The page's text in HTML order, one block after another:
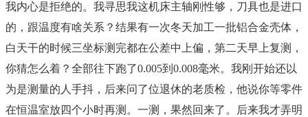
我内心是拒绝的。我寻思我这机床主轴刚性够，刀具也是进口
的，跟温度有啥关系？结果有一次冬天加工一批铝合金壳体，
白天干的时候三坐标测完都在公差中上偏，第二天早上复测，
你猜怎么着？全部往下跑了0.005到0.008毫米。我刚开始还以
为是测量的人手抖，后来问了位退休的老质检，他说你等零件
在恒温室放四个小时再测。一测，果然回来了。后来我才弄明